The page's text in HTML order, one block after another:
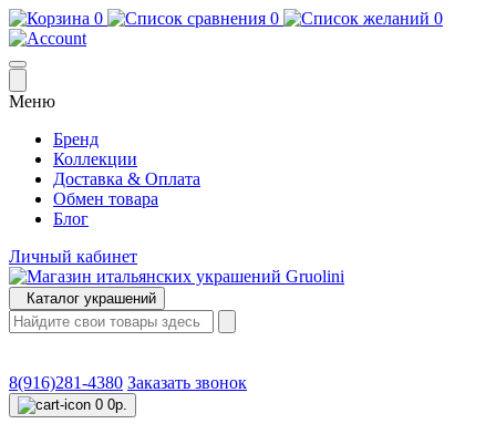
0 0 0
Меню
Бренд
Коллекции
Доставка & Оплата
Обмен товара
Блог
Личный кабинет
Каталог украшений
8(916)281-4380 Заказать звонок
0 0р.